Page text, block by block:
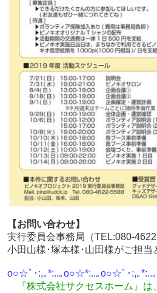
【お問い合わせ】
実行委員会事務局（TEL:080-
小田山様･塚本様･山田様がご担当
o○☆ﾟ･:,｡*:..｡o○☆*:..｡o○☆ﾟ･:,｡*:..
『株式会社サクセスホーム』は、